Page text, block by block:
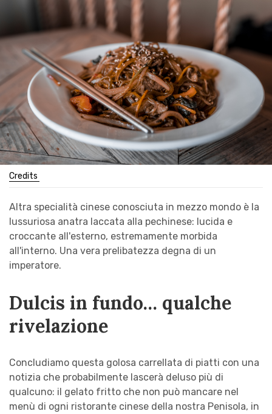
Credits
Altra specialità cinese conosciuta in mezzo mondo è la
lussuriosa anatra laccata alla pechinese: lucida e
croccante all'esterno, estremamente morbida
all'interno. Una vera prelibatezza degna di un
imperatore.
Dulcis in fundo… qualche
rivelazione
Concludiamo questa golosa carrellata di piatti con una
notizia che probabilmente lascerà deluso più di
qualcuno: il gelato fritto che non può mancare nel
menù di ogni ristorante cinese della nostra Penisola, in